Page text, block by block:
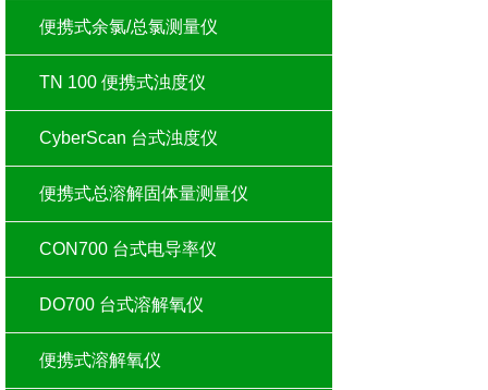
便携式余氯/总氯测量仪
TN 100 便携式浊度仪
CyberScan 台式浊度仪
便携式总溶解固体量测量仪
CON700 台式电导率仪
DO700 台式溶解氧仪
便携式溶解氧仪